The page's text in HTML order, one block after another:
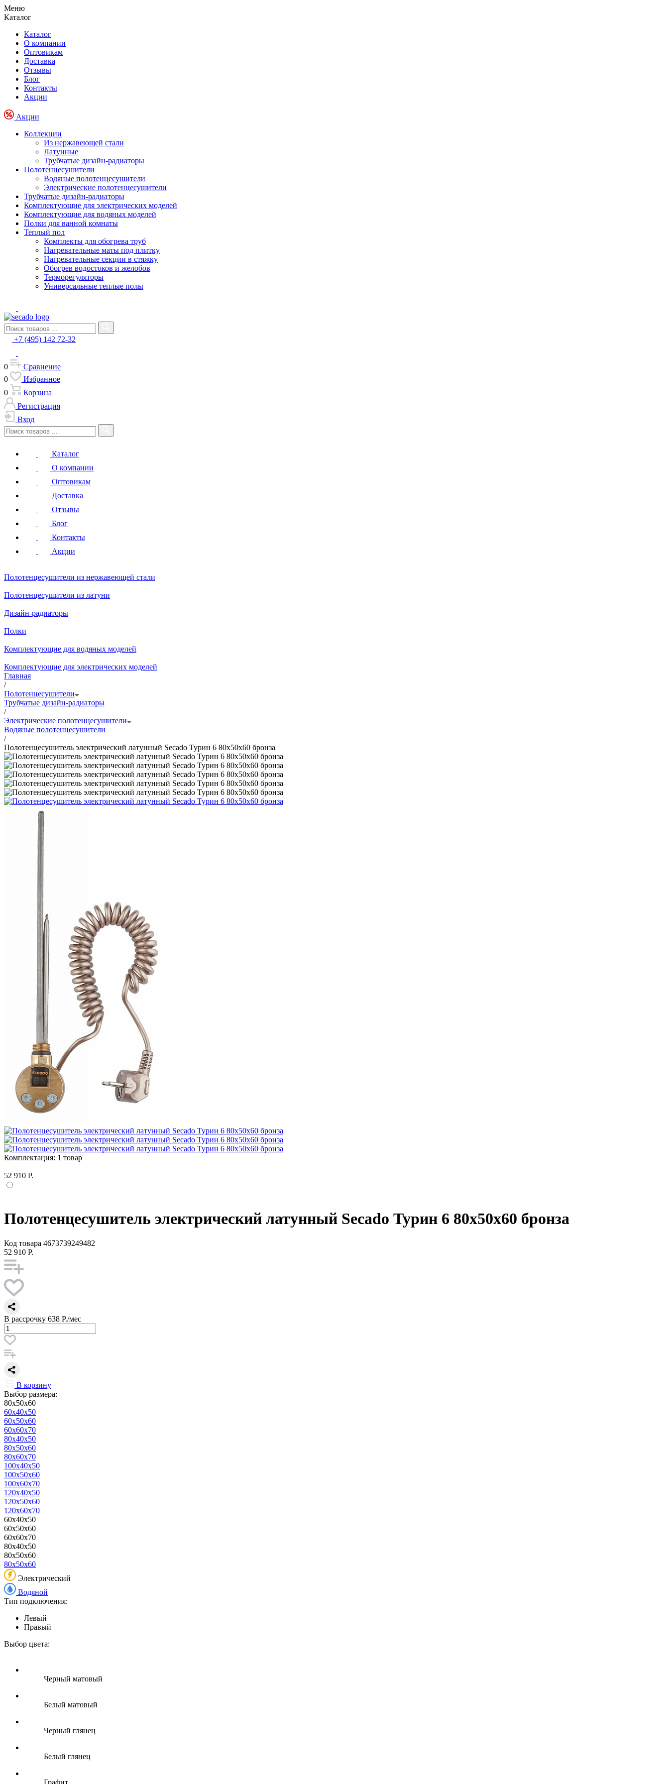
Меню
Каталог
Каталог
О компании
Оптовикам
Доставка
Отзывы
Блог
Контакты
Акции
Акции
Коллекции
Из нержавеющей стали
Латунные
Трубчатые дизайн-радиаторы
Полотенцесушители
Водяные полотенцесушители
Электрические полотенцесушители
Трубчатые дизайн-радиаторы
Комплектующие для электрических моделей
Комплектующие для водяных моделей
Полки для ванной комнаты
Теплый пол
Комплекты для обогрева труб
Нагревательные маты под плитку
Нагревательные секции в стяжку
Обогрев водостоков и желобов
Терморегуляторы
Универсальные теплые полы
+7 (495) 142 72-32
0
Сравнение
0
Избранное
0
Корзина
Регистрация
Вход
Каталог
О компании
Оптовикам
Доставка
Отзывы
Блог
Контакты
Акции
Полотенцесушители из нержавеющей стали
Полотенцесушители из латуни
Дизайн-радиаторы
Полки
Комплектующие для водяных моделей
Комплектующие для электрических моделей
Главная
/
Полотенцесушители
Трубчатые дизайн-радиаторы
/
Электрические полотенцесушители
Водяные полотенцесушители
/
Полотенцесушитель электрический латунный Secado Турин 6 80x50x60 бронза
Комплектация: 1 товар
52 910 Р.
Полотенцесушитель электрический латунный Secado Турин 6 80x50x60 бронза
Код товара 4673739249482
52 910 Р.
В рассрочку 638 Р./мес
В корзину
Выбор размера:
80x50x60
60x40x50
60x50x60
60x60x70
80x40x50
80x50x60
80x60x70
100x40x50
100x50x60
100x60x70
120x40x50
120x50x60
120x60x70
60x40x50
60x50x60
60x60x70
80x40x50
80x50x60
80x50x60
Электрический
Водяной
Тип подключения:
Левый
Правый
Выбор цвета:
Черный матовый
Белый матовый
Черный глянец
Белый глянец
Графит